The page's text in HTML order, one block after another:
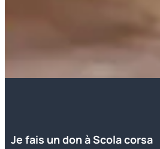
Je fais un don à Scola corsa